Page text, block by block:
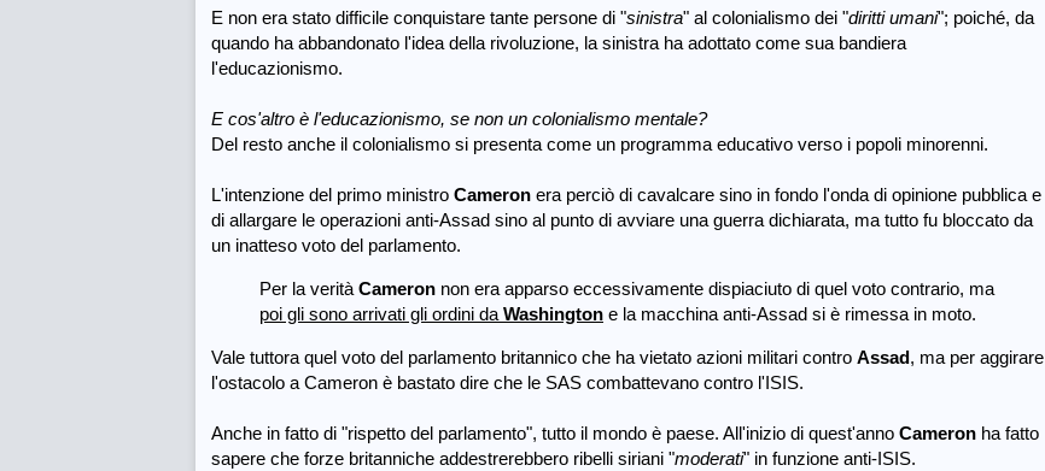
E non era stato difficile conquistare tante persone di "sinistra" al colonialismo dei "diritti umani"; poiché, da
quando ha abbandonato l'idea della rivoluzione, la sinistra ha adottato come sua bandiera
l'educazionismo.
E cos'altro è l'educazionismo, se non un colonialismo mentale?
Del resto anche il colonialismo si presenta come un programma educativo verso i popoli minorenni.
L'intenzione del primo ministro Cameron era perciò di cavalcare sino in fondo l'onda di opinione pubblica e
di allargare le operazioni anti-Assad sino al punto di avviare una guerra dichiarata, ma tutto fu bloccato da
un inatteso voto del parlamento.
Per la verità Cameron non era apparso eccessivamente dispiaciuto di quel voto contrario, ma
poi gli sono arrivati gli ordini da Washington e la macchina anti-Assad si è rimessa in moto.
Vale tuttora quel voto del parlamento britannico che ha vietato azioni militari contro Assad, ma per aggirare
l'ostacolo a Cameron è bastato dire che le SAS combattevano contro l'ISIS.
Anche in fatto di "rispetto del parlamento", tutto il mondo è paese. All'inizio di quest'anno Cameron ha fatto
sapere che forze britanniche addestrerebbero ribelli siriani "moderati" in funzione anti-ISIS.